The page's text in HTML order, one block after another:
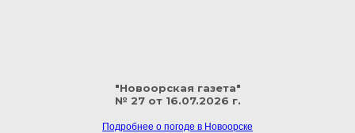
"Новоорская газета"
№ 27 от 16.07.2026 г.
Подробнее о погоде в Новоорске